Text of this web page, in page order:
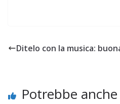
Ditelo con la musica:
Potrebbe